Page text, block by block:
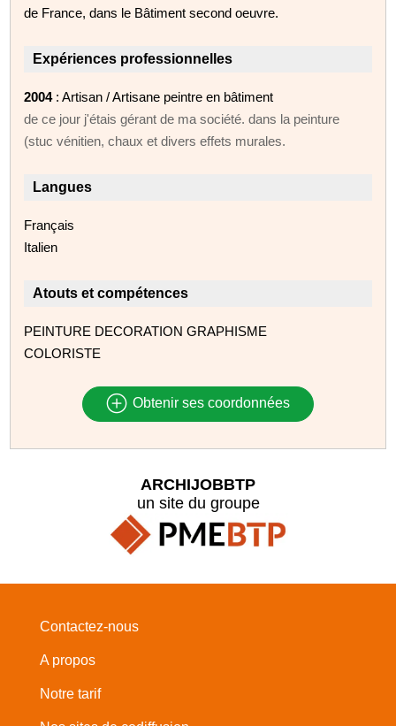
de France, dans le Bâtiment second oeuvre.
Expériences professionnelles
2004: Artisan / Artisane peintre en bâtiment
de ce jour j'étais gérant de ma société. dans la peinture
(stuc vénitien, chaux et divers effets murales.
Langues
Français
Italien
Atouts et compétences
PEINTURE DECORATION GRAPHISME
COLORISTE
Obtenir ses coordonnées
ARCHIJOBBTP
un site du groupe
Contactez-nous
A propos
Notre tarif